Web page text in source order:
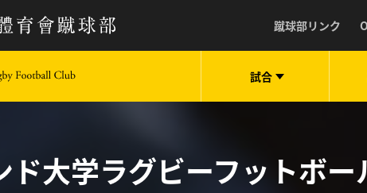
蹴球部リンク
試合
ド大学ラグビーフットボー